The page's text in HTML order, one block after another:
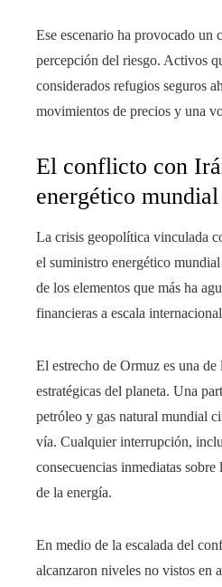
Ese escenario ha provocado un
percepción del riesgo. Activos
considerados refugios seguros
movimientos de precios y una
El conflicto con
energético mundial
La crisis geopolítica vinculada
el suministro energético
de los elementos que más ha
financieras a escala
El estrecho de Ormuz es una de
estratégicas del planeta. Una
petróleo y gas natural mundial
vía. Cualquier interrupción,
consecuencias inmediatas
de la energía.
En medio de la escalada del
alcanzaron niveles no vistos en